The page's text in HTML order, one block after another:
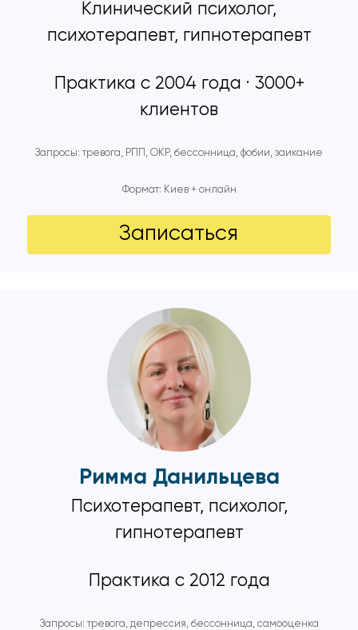
Клинический психолог,
психотерапевт, гипнотерапевт
Практика с 2004 года · 3000+
клиентов
Запросы: тревога, РПП, ОКР, бессонница, фобии, заикание
Формат: Киев + онлайн
Записаться
Римма Данильцева
Психотерапевт, психолог,
гипнотерапевт
Практика с 2012 года
Запросы: тревога, депрессия, бессонница, самооценка